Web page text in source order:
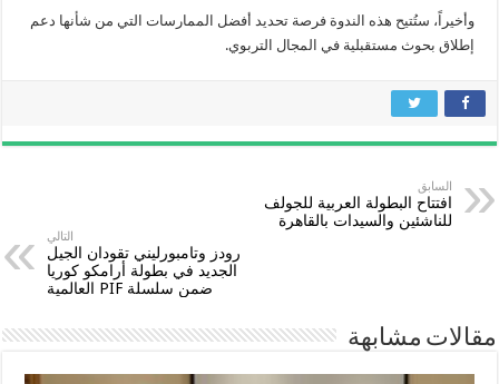
وأخيراً، ستُتيح هذه الندوة فرصة تحديد أفضل الممارسات التي من شأنها دعم
إطلاق بحوث مستقبلية في المجال التربوي.
السابق
افتتاح البطولة العربية للجولف
للناشئين والسيدات بالقاهرة
التالي
رودز وتامبورليني تقودان الجيل
الجديد في بطولة أرامكو كوريا
ضمن سلسلة PIF العالمية
مقالات مشابهة